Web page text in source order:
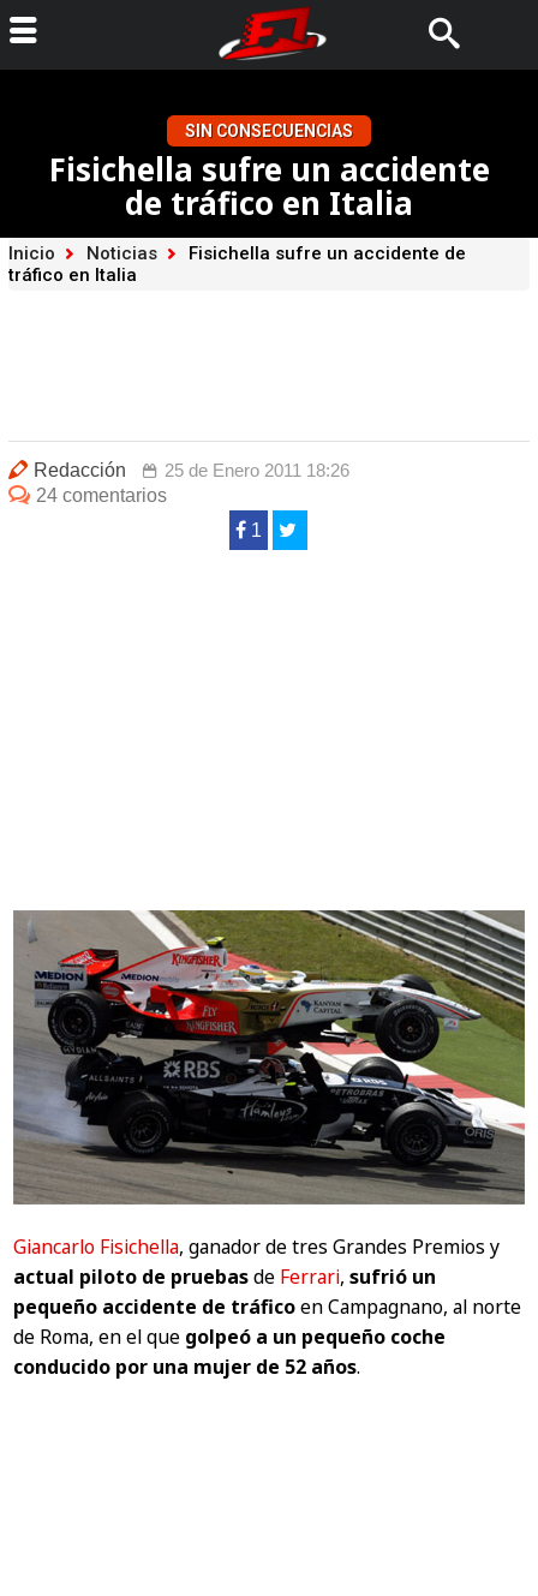
SIN CONSECUENCIAS
Fisichella sufre un accidente
de tráfico en Italia
Inicio Noticias
Fisichella sufre un accidente de
tráfico en Italia
Redacción
25 de Enero 2011 18:26
24 comentarios
1
Giancarlo Fisichella, ganador de tres Grandes Premios y
actual piloto de pruebasde Ferrari,sufrió un
pequeño accidente de tráficoen Campagnano, al norte
de Roma, en el que golpeó a un pequeño coche
conducido por una mujer de 52 años.